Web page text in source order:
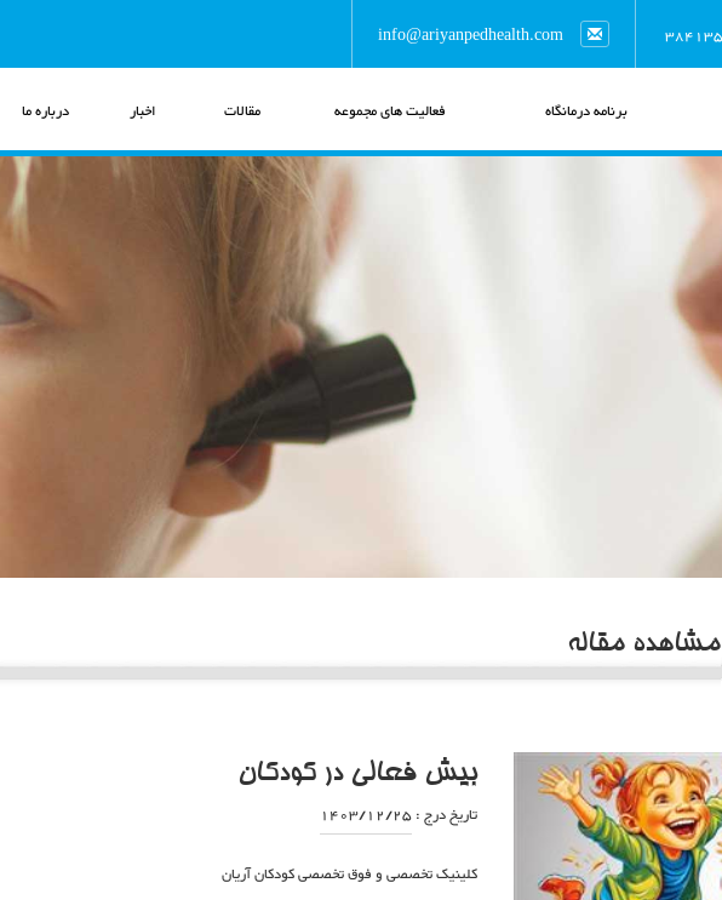
info@ariyanpedhealth.com
برنامه درمانگاه فعالیت های مجموعه مقالات اخبار درباره ما
مشاهده مقاله
بیش فعالی در کودکان
تاریخ درج :1403/12/25
کلینیک تخصصی و فوق تخصصی کودکان آریان